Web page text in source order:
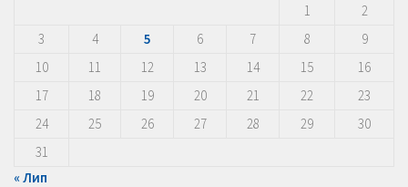
1
2
3
4 5 6 7 8
9
10
11 12 13 14 15
16
17
18 19 20 21 22
23
24
25 26 27 28 29
30
31
« Лип